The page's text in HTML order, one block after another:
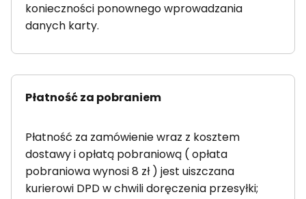
konieczności ponownego wprowadzania
danych karty.
Płatność za pobraniem
Płatność za zamówienie wraz z kosztem
dostawy i opłatą pobraniową ( opłata
pobraniowa wynosi 8 zł ) jest uiszczana
kurierowi DPD w chwili doręczenia przesyłki;